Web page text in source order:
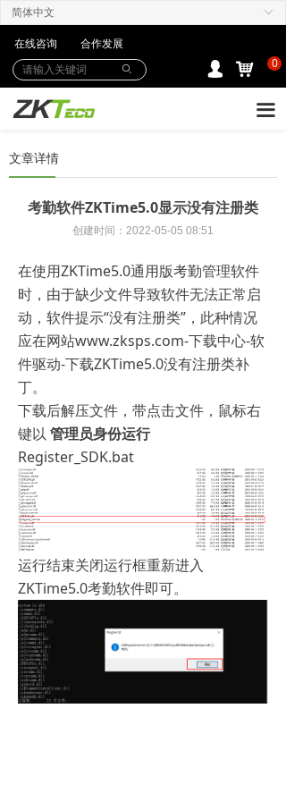
ꀅ
简体中文
在线咨询
낙 0
넙
ꄙ
合作发展
끀
产品中心
解决方案
下载中心
联系我们
考勤软件ZKTime5.0显示没有注册类
在使用ZKTime5.0通用版考勤管理软件
时，由于缺少文件导致软件无法正常启
动，软件提示“没有注册类”，此种情况
应在网站www.zksps.com-下载中心-软
件驱动-下载ZKTime5.0没有注册类补
丁。
下载后解压文件，带点击文件，鼠标右
键以 管理员身份运行
Register_SDK.bat
运行结束关闭运行框重新进入
ZKTime5.0考勤软件即可。
文章详情
创建时间： 2022-05-05 08:51